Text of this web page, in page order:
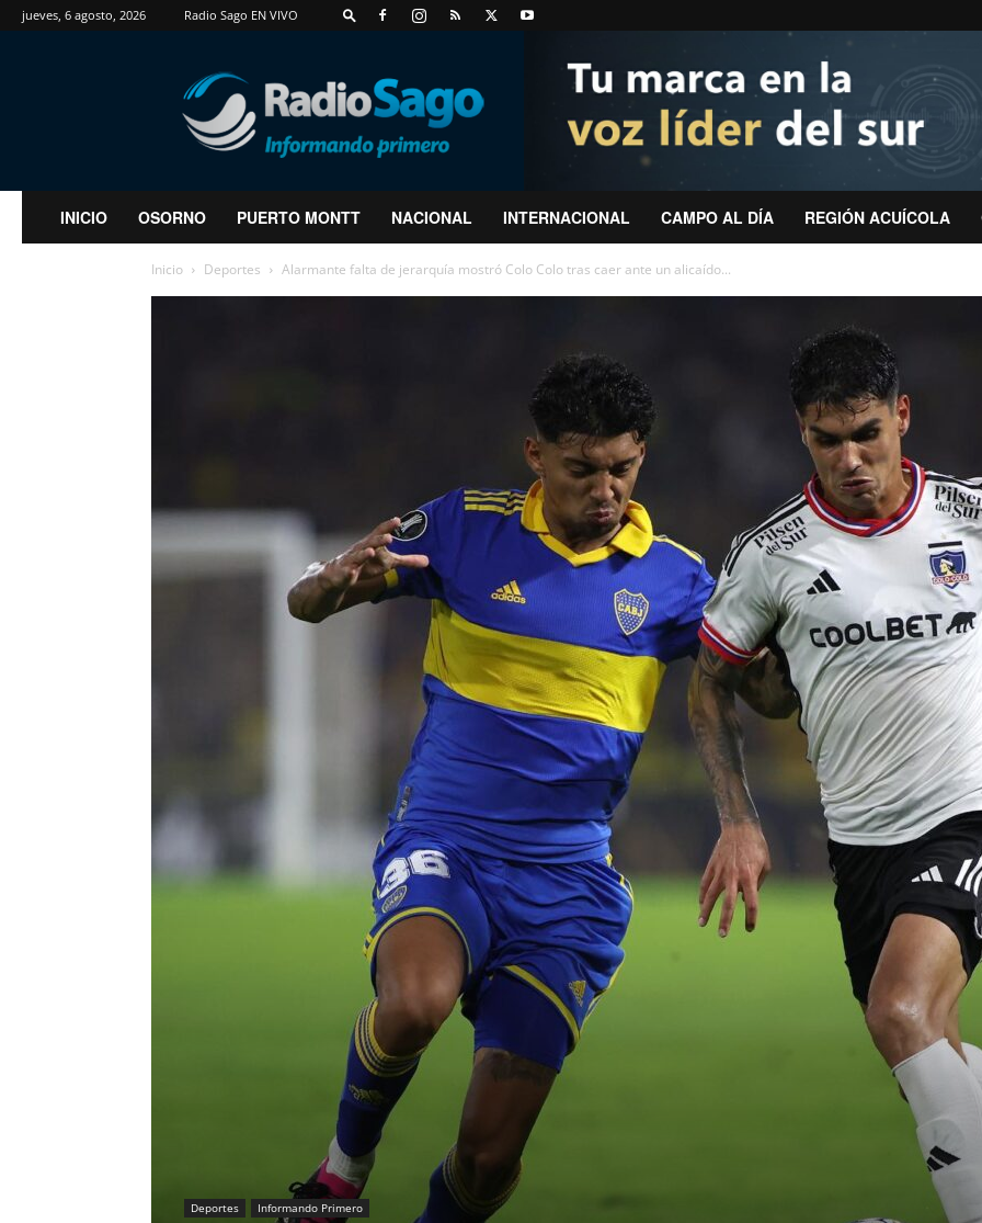
jueves, 6 agosto, 2026 Radio Sago EN VIVO
RadioSago
INICIO OSORNO PUERTO MONTT NACIONAL INTERNACIONAL CAMPO AL DÍA REGIÓN ACUÍCOLA
Inicio Deportes Alarmante falta de jerarquía mostró Colo Colo tras caer ante un alicaído...
Deportes Informando Primero